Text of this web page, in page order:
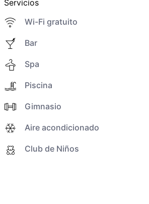
Servicios
Wi-Fi gratuito
Bar
Spa
Piscina
Gimnasio
Aire acondicionado
Club de Niños